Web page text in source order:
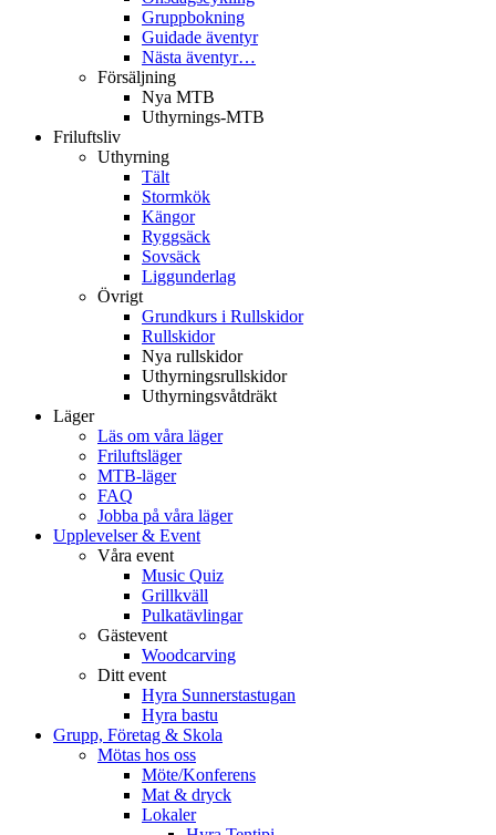
Gruppbokning
Guidade äventyr
Nästa äventyr…
Försäljning
Nya MTB
Uthyrnings-MTB
Friluftsliv
Uthyrning
Tält
Stormkök
Kängor
Ryggsäck
Sovsäck
Liggunderlag
Övrigt
Grundkurs i Rullskidor
Rullskidor
Nya rullskidor
Uthyrningsrullskidor
Uthyrningsvåtdräkt
Läger
Läs om våra läger
Friluftsläger
MTB-läger
FAQ
Jobba på våra läger
Upplevelser & Event
Våra event
Music Quiz
Grillkväll
Pulkatävlingar
Gästevent
Woodcarving
Ditt event
Hyra Sunnerstastugan
Hyra bastu
Grupp, Företag & Skola
Mötas hos oss
Möte/Konferens
Mat & dryck
Lokaler